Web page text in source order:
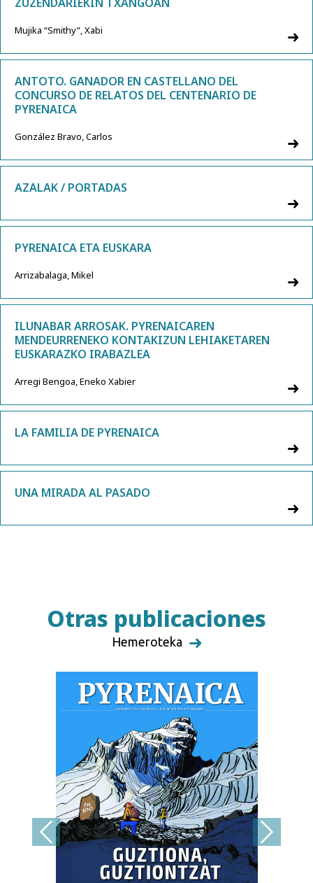
Mujika “Smithy”, Xabi
ANTOTO. GANADOR EN CASTELLANO DEL
CONCURSO DE RELATOS DEL CENTENARIO DE
PYRENAICA
González Bravo, Carlos
AZALAK / PORTADAS
PYRENAICA ETA EUSKARA
Arrizabalaga, Mikel
ILUNABAR ARROSAK. PYRENAICAREN
MENDEURRENEKO KONTAKIZUN LEHIAKETAREN
EUSKARAZKO IRABAZLEA
Arregi Bengoa, Eneko Xabier
LA FAMILIA DE PYRENAICA
UNA MIRADA AL PASADO
Otras publicaciones
Hemeroteka